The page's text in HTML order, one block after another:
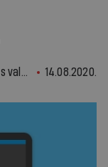
Zane Ozola, Neatkarīgās izglītības biedrības valdes priekšsēdētāja 14.08.2020.